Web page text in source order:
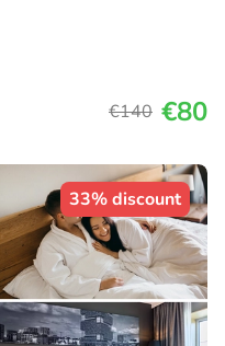
€140 €80
33% discount